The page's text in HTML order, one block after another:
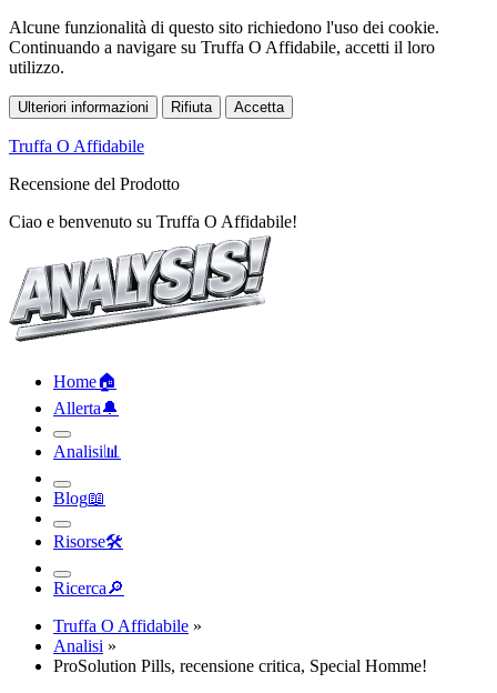
Alcune funzionalità di questo sito richiedono l'uso dei cookie.
Continuando a navigare su Truffa O Affidabile, accetti il loro
utilizzo.
Ulteriori informazioni Rifiuta Accetta
Truffa O Affidabile
Recensione del Prodotto
Ciao e benvenuto su Truffa O Affidabile!
Home🏠︎
Allerta🔔︎
Analisi📊︎
Blog📖︎
Risorse🛠︎
Ricerca🔎︎
Truffa O Affidabile »
Analisi »
ProSolution Pills, recensione critica, Special Homme!